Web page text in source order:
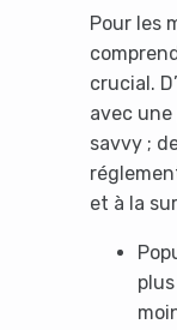
Pour les
crucial.
avec
savvy ;
et à la